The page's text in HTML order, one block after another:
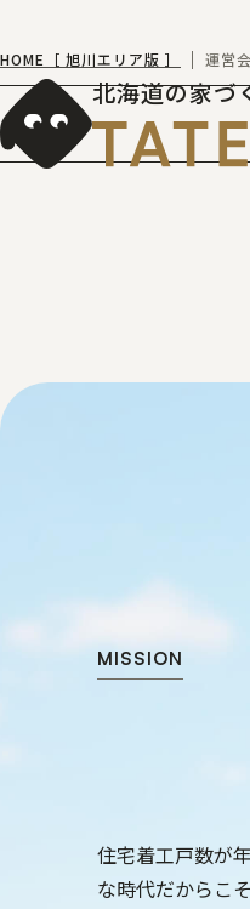
北海道の家づ
HOME［ 旭川エリア版 ］ 運営
MISSION
住宅着工戸数が
な時代だからこ